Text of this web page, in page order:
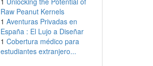
Raw Peanut Kernels
1 Aventuras Privadas en
España : El Lujo a Diseñar
1 Cobertura médico para
estudiantes extranjero...